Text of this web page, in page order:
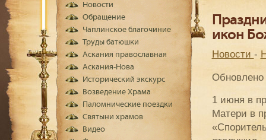
икон
Новости -
1 июня в
Матери в
Новости
Обращение
Чаплинское благочиние
Труды батюшки
Аскания православная
Аскания-Нова
Исторический экскурс
Возведение Храма
Паломнические поездки
Святыни храмов
Видео